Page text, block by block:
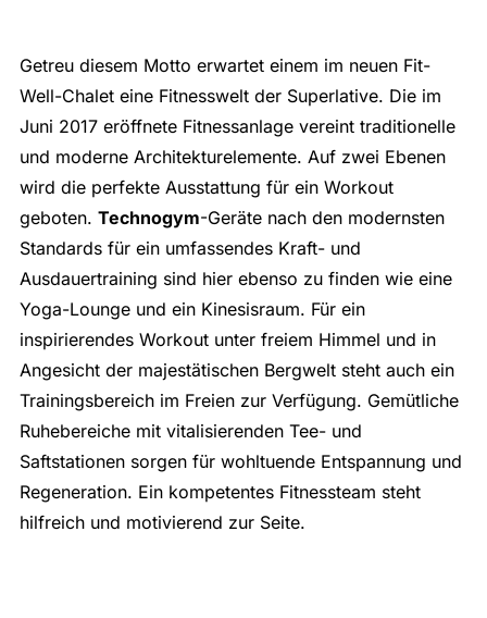
Getreu diesem Motto erwartet einem im neuen Fit-
Well-Chalet eine Fitnesswelt der Superlative. Die im
Juni 2017 eröffnete Fitnessanlage vereint traditionelle
und moderne Architekturelemente. Auf zwei Ebenen
wird die perfekte Ausstattung für ein Workout
geboten. Technogym-Geräte nach den modernsten
Standards für ein umfassendes Kraft- und
Ausdauertraining sind hier ebenso zu finden wie eine
Yoga-Lounge und ein Kinesisraum. Für ein
inspirierendes Workout unter freiem Himmel und in
Angesicht der majestätischen Bergwelt steht auch ein
Trainingsbereich im Freien zur Verfügung. Gemütliche
Ruhebereiche mit vitalisierenden Tee- und
Saftstationen sorgen für wohltuende Entspannung und
Regeneration. Ein kompetentes Fitnessteam steht
hilfreich und motivierend zur Seite.